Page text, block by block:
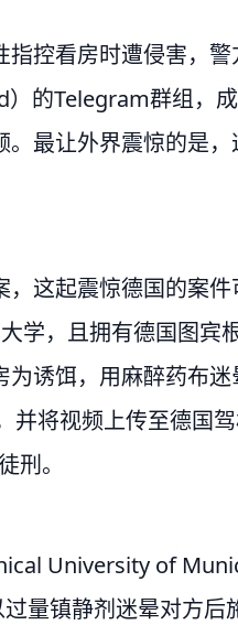
控看房时遭侵害，警
的Telegram群组，
最让外界震惊的是
这起震惊德国的案
学，且拥有德国图宾
诱饵，用麻醉药布
将视频上传至德国驾
刑。
University of
量镇静剂迷晕对方后